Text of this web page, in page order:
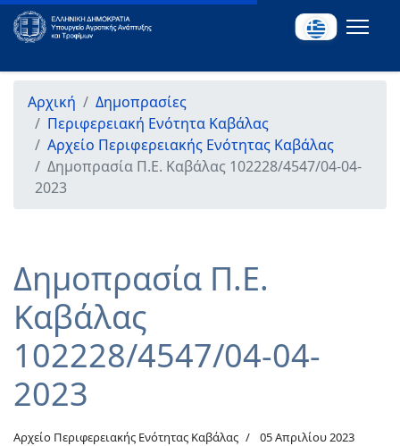
Αρχική
Δημοπρασίες
Περιφερειακή Ενότητα Καβάλας
Αρχείο Περιφερειακής Ενότητας Καβάλας
Δημοπρασία Π.Ε. Καβάλας 102228/4547/04-04-
2023
Δημοπρασία Π.Ε.
Καβάλας
102228/4547/04-04-
2023
Αρχείο Περιφερειακής Ενότητας Καβάλας 05 Απριλίου 2023